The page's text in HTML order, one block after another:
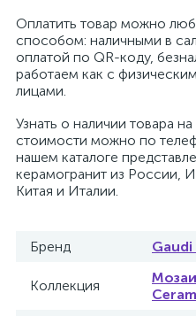
Оплатить товар можно
способом: наличными в
оплатой по QR-коду,
работаем как с
лицами.
Узнать о наличии товара
стоимости можно по
нашем каталоге
керамогранит из России,
Китая и Италии.
Бренд Gaudi
Коллекция